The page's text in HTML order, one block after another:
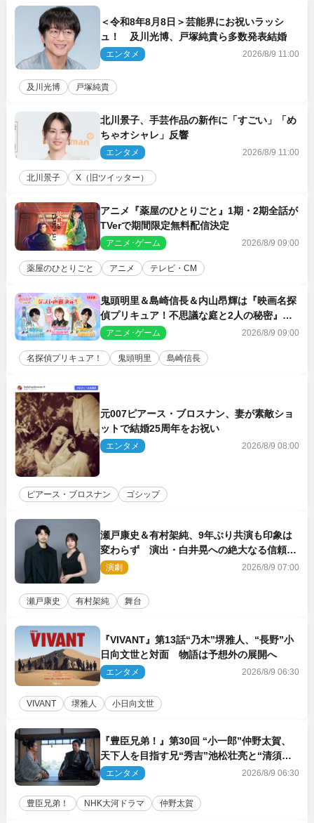
＜令和8年8月8日＞芸能界にお祝いラッシ
ュ！ 及川光博、戸塚純貴ら多数発表結婚
エンタメ 2026/8/9 11:00
及川光博 戸塚純貴
北川景子、手芸作品の新作に「すごい」「め
ちゃオシャレ」反響
エンタメ 2026/8/9 11:00
北川景子 X（旧ツイッター）
アニメ『薬屋のひとりごと』1期・2期全話が
TVerで期間限定無料配信決定
アニメ･ゲーム 2026/8/9 09:00
薬屋のひとりごと アニメ テレビ・CM
鬼頭明里＆島崎信長＆内山昂輝は『映画名探
偵プリキュア！不思議な庭と2人の秘密』ゲ
スト声優に決定
アニメ･ゲーム 2026/8/9 09:00
名探偵プリキュア！ 鬼頭明里 島崎信長
元007ピアース・ブロスナン、妻が素敵ショ
ットで結婚25周年をお祝い
エンタメ 2026/8/9 08:00
ピアース・ブロスナン ゴシップ
瀬戸康史＆有村架純、9年ぶり共演も印象は
変わらず 演出・白井晃への絶大なる信頼を
胸に舞台『キュー』に挑む
演劇 2026/8/9 07:00
瀬戸康史 有村架純 舞台
『VIVANT』第13話“乃木”堺雅人、“長野”小
日向文世と対面 物語は予想外の展開へ
エンタメ 2026/8/9 06:30
VIVANT 堺雅人 小日向文世
『豊臣兄弟！』第30回 “小一郎”仲野太賀、
天下人を目指す兄“秀吉”池松壮亮と“清須会
議”へ
エンタメ 2026/8/9 06:30
豊臣兄弟！ NHK大河ドラマ 仲野太賀